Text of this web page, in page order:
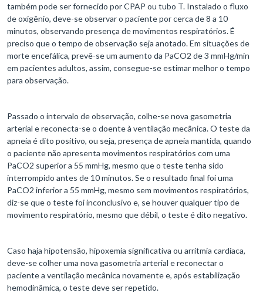
também pode ser fornecido por CPAP ou tubo T. Instalado o fluxo
de oxigênio, deve-se observar o paciente por cerca de 8 a 10
minutos, observando presença de movimentos respiratórios. É
preciso que o tempo de observação seja anotado. Em situações de
morte encefálica, prevê-se um aumento da PaCO2 de 3 mmHg/min
em pacientes adultos, assim, consegue-se estimar melhor o tempo
para observação.
Passado o intervalo de observação, colhe-se nova gasometria
arterial e reconecta-se o doente à ventilação mecânica. O teste da
apneia é dito positivo, ou seja, presença de apneia mantida, quando
o paciente não apresenta movimentos respiratórios com uma
PaCO2 superior a 55 mmHg, mesmo que o teste tenha sido
interrompido antes de 10 minutos. Se o resultado final foi uma
PaCO2 inferior a 55 mmHg, mesmo sem movimentos respiratórios,
diz-se que o teste foi inconclusivo e, se houver qualquer tipo de
movimento respiratório, mesmo que débil, o teste é dito negativo.
Caso haja hipotensão, hipoxemia significativa ou arritmia cardíaca,
deve-se colher uma nova gasometria arterial e reconectar o
paciente a ventilação mecânica novamente e, após estabilização
hemodinâmica, o teste deve ser repetido.